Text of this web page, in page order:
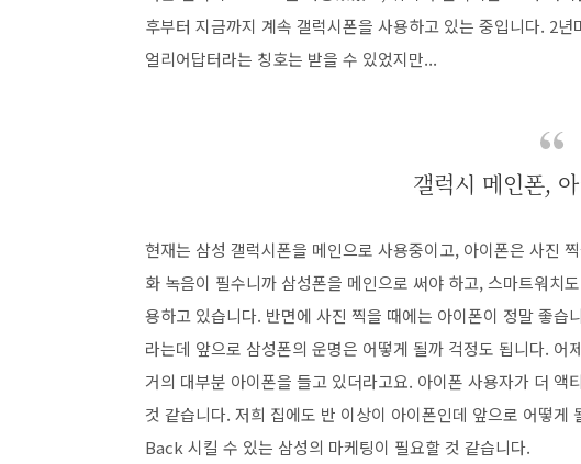
후부터 지금까지 계속 갤럭시폰을 사용하고 있는 중입니다. 2
얼리어답터라는 칭호는 받을 수 있었지만...
갤럭시 메인폰,
현재는 삼성 갤럭시폰을 메인으로 사용중이고, 아이폰은 사진
화 녹음이 필수니까 삼성폰을 메인으로 써야 하고, 스마트워치
용하고 있습니다. 반면에 사진 찍을 때에는 아이폰이 정말 좋
라는데 앞으로 삼성폰의 운명은 어떻게 될까 걱정도 됩니다.
거의 대부분 아이폰을 들고 있더라고요. 아이폰 사용자가 더
것 같습니다. 저희 집에도 반 이상이 아이폰인데 앞으로 어떻
Back 시킬 수 있는 삼성의 마케팅이 필요할 것 같습니다.